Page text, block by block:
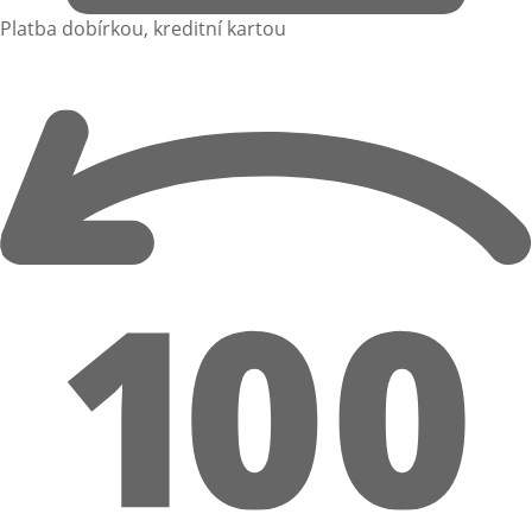
Platba dobírkou, kreditní kartou